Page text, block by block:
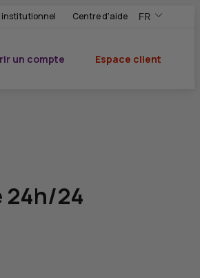
institutionnel Centre d'aide FR
,Version
,Changer de
un compte
Espace client
24h/24